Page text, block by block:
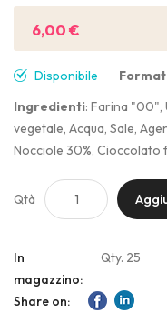
images
gallery
6,00 €
Disponibile
Ingredienti: Farina "00",
vegetale, Acqua, Sale,
Nocciole 30%, Cioccolato
Gelificante, Lievito,
trattato, Può contenere
Qtà
In
magazzino:
Qty. 25
Share on: